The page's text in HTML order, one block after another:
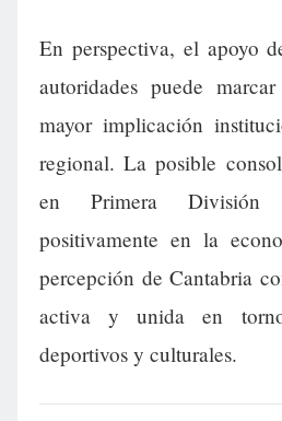
En perspectiva, el apoyo
autoridades puede
mayor implicación
regional. La posible
en Primera División
positivamente en la
percepción de Cantabria
activa y unida en
deportivos y culturales.